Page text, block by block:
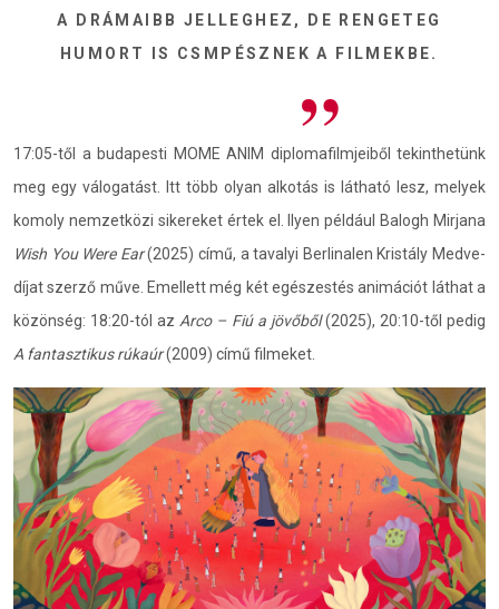
A DRÁMAIBB JELLEGHEZ, DE RENGETEG
HUMORT IS CSMPÉSZNEK A FILMEKBE.
17:05-től a budapesti MOME ANIM diplomafilmjeiből tekinthetünk
meg egy válogatást. Itt több olyan alkotás is látható lesz, melyek
komoly nemzetközi sikereket értek el. Ilyen például Balogh Mirjana
Wish You Were Ear(2025) című, a tavalyi Berlinalen Kristály Medve-
díjat szerző műve. Emellett még két egészestés animációt láthat a
közönség: 18:20-tól az Arco – Fiú a jövőből(2025), 20:10-től pedig
A fantasztikus rúkaúr(2009) című filmeket.